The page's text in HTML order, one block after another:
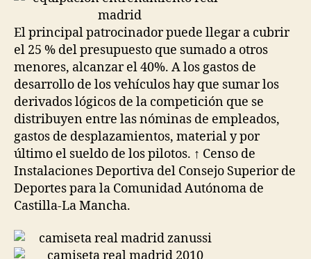
El principal patrocinador puede llegar a cubrir
el 25 % del presupuesto que sumado a otros
menores, alcanzar el 40%. A los gastos de
desarrollo de los vehículos hay que sumar los
derivados lógicos de la competición que se
distribuyen entre las nóminas de empleados,
gastos de desplazamientos, material y por
último el sueldo de los pilotos. ↑ Censo de
Instalaciones Deportiva del Consejo Superior de
Deportes para la Comunidad Autónoma de
Castilla-La Mancha.